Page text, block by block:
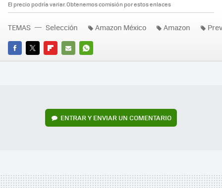
El precio podría variar. Obtenemos comisión por estos enlaces
FACEBOOK
TWITTERFLIPBOARD
E-
WHATSAPP
TEMAS Selección Amazon México Amazon
ENTRAR Y ENVIAR UN COMENTARIO